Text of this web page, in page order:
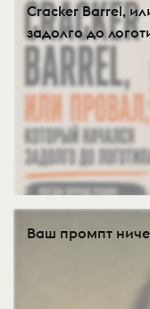
Cracker Barrel,
задолго до
Ваш промпт